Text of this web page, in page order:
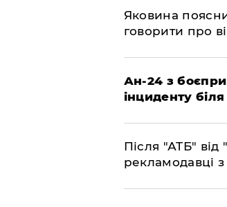
​Яковина
говорити про
​Ан-24 з
інциденту
​Після "АТБ"
рекламодавці